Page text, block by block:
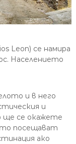
Leon) се намира
Населението
и в него
и
ще се окажете
посещават
ако